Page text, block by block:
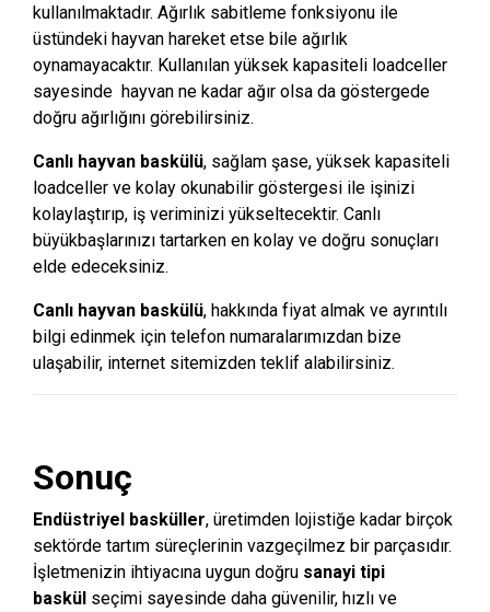
kullanılmaktadır. Ağırlık sabitleme fonksiyonu ile
üstündeki hayvan hareket etse bile ağırlık
oynamayacaktır. Kullanılan yüksek kapasiteli loadceller
sayesinde hayvan ne kadar ağır olsa da göstergede
doğru ağırlığını görebilirsiniz.
Canlı hayvan baskülü, sağlam şase, yüksek kapasiteli
loadceller ve kolay okunabilir göstergesi ile işinizi
kolaylaştırıp, iş veriminizi yükseltecektir. Canlı
büyükbaşlarınızı tartarken en kolay ve doğru sonuçları
elde edeceksiniz.
Canlı hayvan baskülü, hakkında fiyat almak ve ayrıntılı
bilgi edinmek için telefon numaralarımızdan bize
ulaşabilir, internet sitemizden teklif alabilirsiniz.
Sonuç
Endüstriyel basküller, üretimden lojistiğe kadar birçok
sektörde tartım süreçlerinin vazgeçilmez bir parçasıdır.
İşletmenizin ihtiyacına uygun doğru sanayi tipi
baskül seçimi sayesinde daha güvenilir, hızlı ve